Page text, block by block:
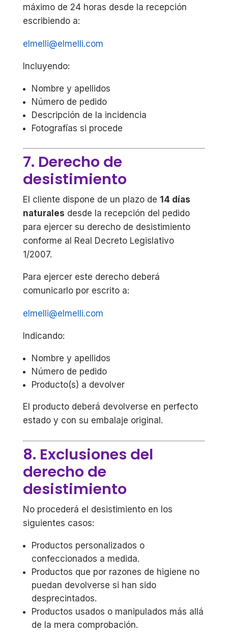
máximo de 24 horas desde la recepción
escribiendo a:
elmelli@elmelli.com
Incluyendo:
Nombre y apellidos
Número de pedido
Descripción de la incidencia
Fotografías si procede
7. Derecho de
desistimiento
El cliente dispone de un plazo de 14 días
naturales desde la recepción del pedido
para ejercer su derecho de desistimiento
conforme al Real Decreto Legislativo
1/2007.
Para ejercer este derecho deberá
comunicarlo por escrito a:
elmelli@elmelli.com
Indicando:
Nombre y apellidos
Número de pedido
Producto(s) a devolver
El producto deberá devolverse en perfecto
estado y con su embalaje original.
8. Exclusiones del
derecho de
desistimiento
No procederá el desistimiento en los
siguientes casos:
Productos personalizados o
confeccionados a medida.
Productos que por razones de higiene no
puedan devolverse si han sido
desprecintados.
Productos usados o manipulados más allá
de la mera comprobación.